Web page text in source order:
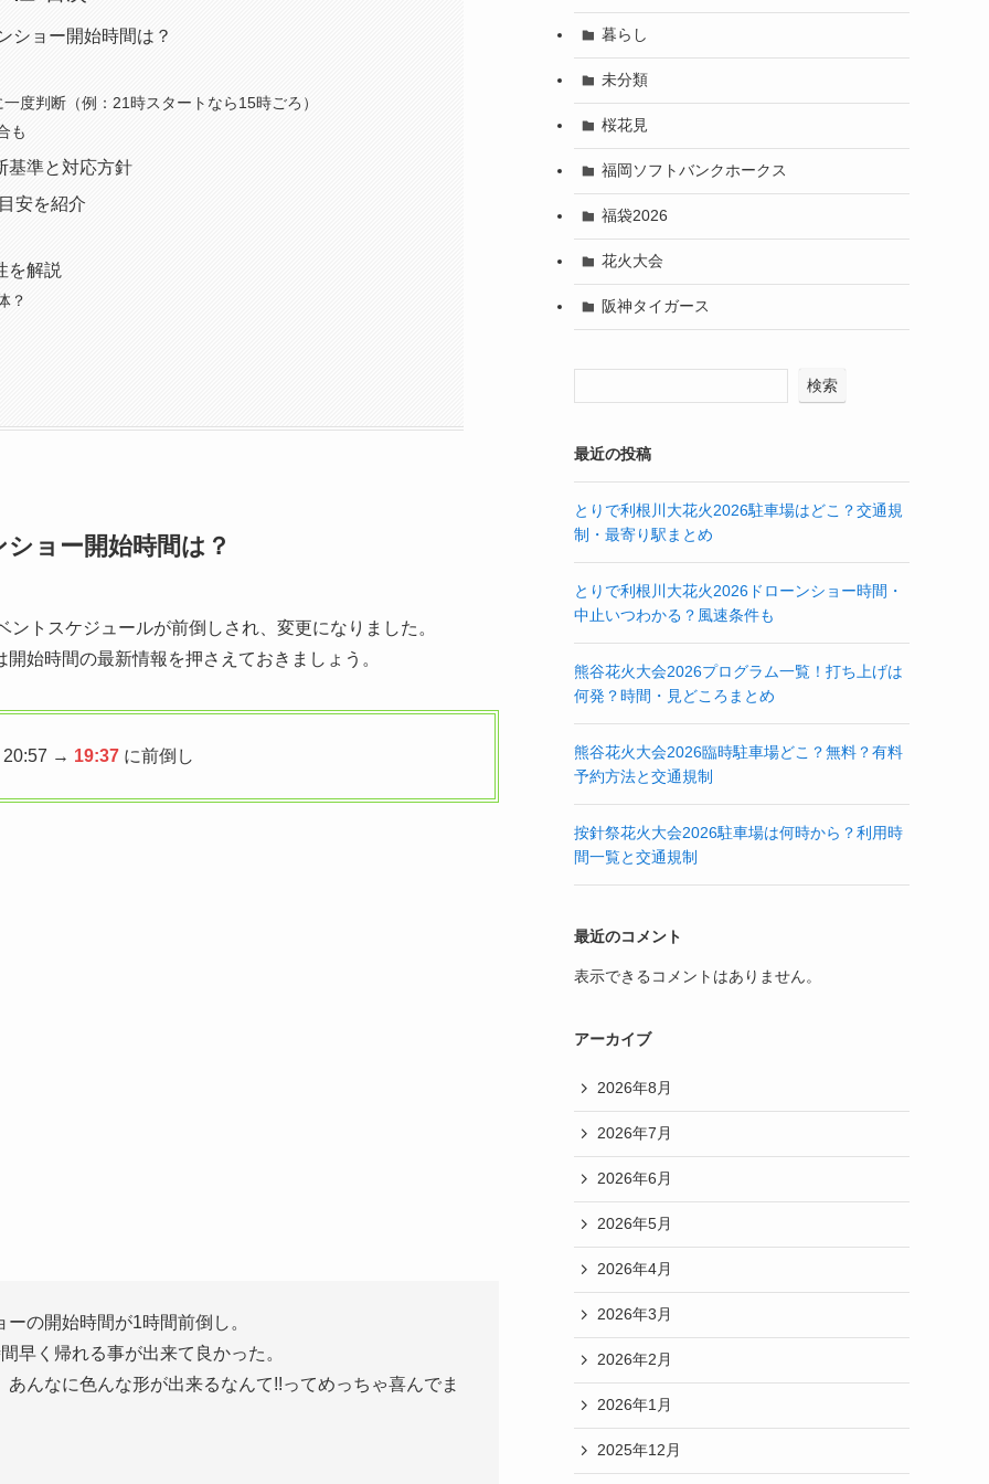
ショー開始時間は？
度判断（例：21時スタートなら15時ごろ）
も
基準と対応方針
安を紹介
を解説
？
ョー開始時間は？
トスケジュールが前倒しされ、変更になりました。
始時間の最新情報を押さえておきましょう。
20:57 → 19:37 に前倒し
の開始時間が1時間前倒し。
早く帰れる事が出来て良かった。
んなに色んな形が出来るなんて!!ってめっちゃ喜んでま
暮らし
未分類
桜花見
福岡ソフトバンクホークス
福袋2026
花火大会
阪神タイガース
検索
最近の投稿
とりで利根川大花火2026駐車場はどこ？交通規
制・最寄り駅まとめ
とりで利根川大花火2026ドローンショー時間・
中止いつわかる？風速条件も
熊谷花火大会2026プログラム一覧！打ち上げは
何発？時間・見どころまとめ
熊谷花火大会2026臨時駐車場どこ？無料？有料
予約方法と交通規制
按針祭花火大会2026駐車場は何時から？利用時
間一覧と交通規制
最近のコメント
表示できるコメントはありません。
アーカイブ
2026年8月
2026年7月
2026年6月
2026年5月
2026年4月
2026年3月
2026年2月
2026年1月
2025年12月